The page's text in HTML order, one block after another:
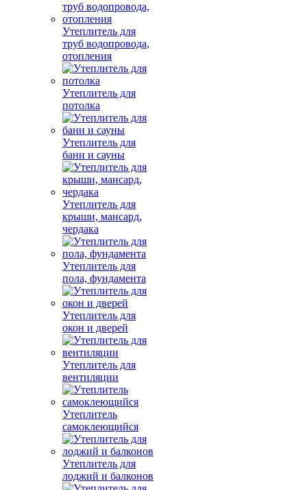
Утеплитель для
труб водопровода,
отопления
Утеплитель для
потолка
Утеплитель для
бани и сауны
Утеплитель для
крыши, мансард,
чердака
Утеплитель для
пола, фундамента
Утеплитель для
окон и дверей
Утеплитель для
вентиляции
Утеплитель
самоклеющийся
Утеплитель для
лоджий и балконов